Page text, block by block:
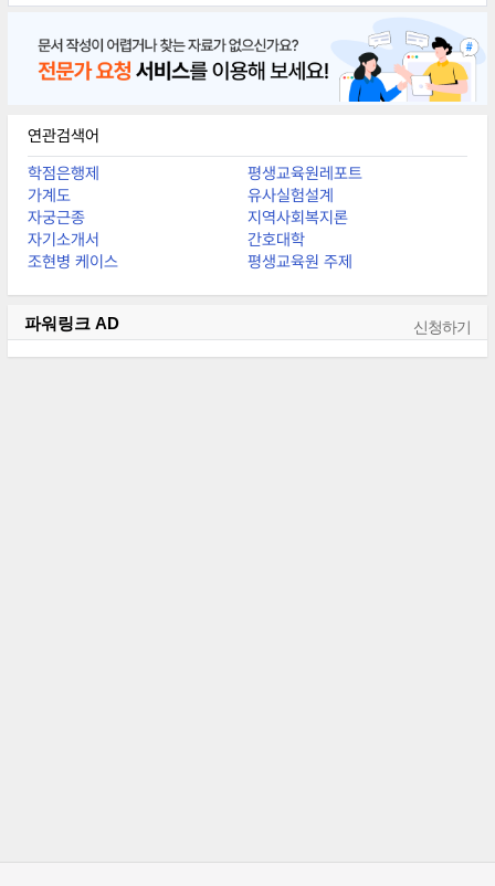
량이 알맞게 조절되고, 피부조직이 상처를 입지 않아 겉이 단단하고 전반
적으로 주름이 없는 등의 피부를 정상 피부
연관검색어
학점은행제
평생교육원레포트
가계도
유사실험설계
자궁근종
지역사회복지론
자기소개서
간호대학
조현병 케이스
평생교육원 주제
파워링크 AD 신청하기